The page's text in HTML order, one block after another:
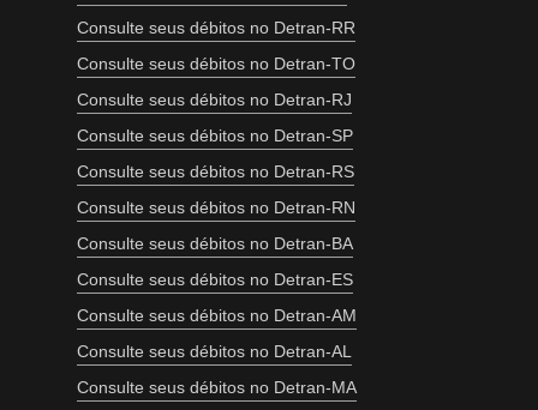
Consulte seus débitos no Detran-RR
Consulte seus débitos no Detran-TO
Consulte seus débitos no Detran-RJ
Consulte seus débitos no Detran-SP
Consulte seus débitos no Detran-RS
Consulte seus débitos no Detran-RN
Consulte seus débitos no Detran-BA
Consulte seus débitos no Detran-ES
Consulte seus débitos no Detran-AM
Consulte seus débitos no Detran-AL
Consulte seus débitos no Detran-MA